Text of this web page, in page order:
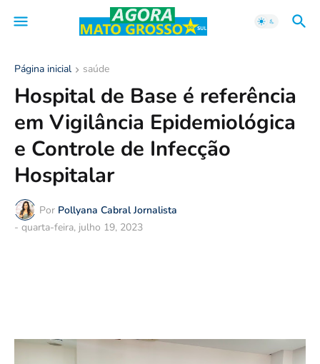
Página inicial saúde
Hospital de Base é referência
em Vigilância Epidemiológica
e Controle de Infecção
Hospitalar
Por Pollyana Cabral Jornalista
- quarta-feira, julho 19, 2023